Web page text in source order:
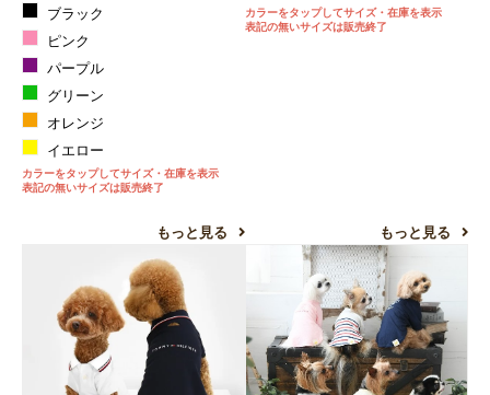
ブラック
ピンク
パープル
グリーン
オレンジ
イエロー
カラーをタップしてサイズ・在庫を表示
表記の無いサイズは販売終了
もっと見る
カラーをタップしてサイズ・在庫を表示
表記の無いサイズは販売終了
もっと見る